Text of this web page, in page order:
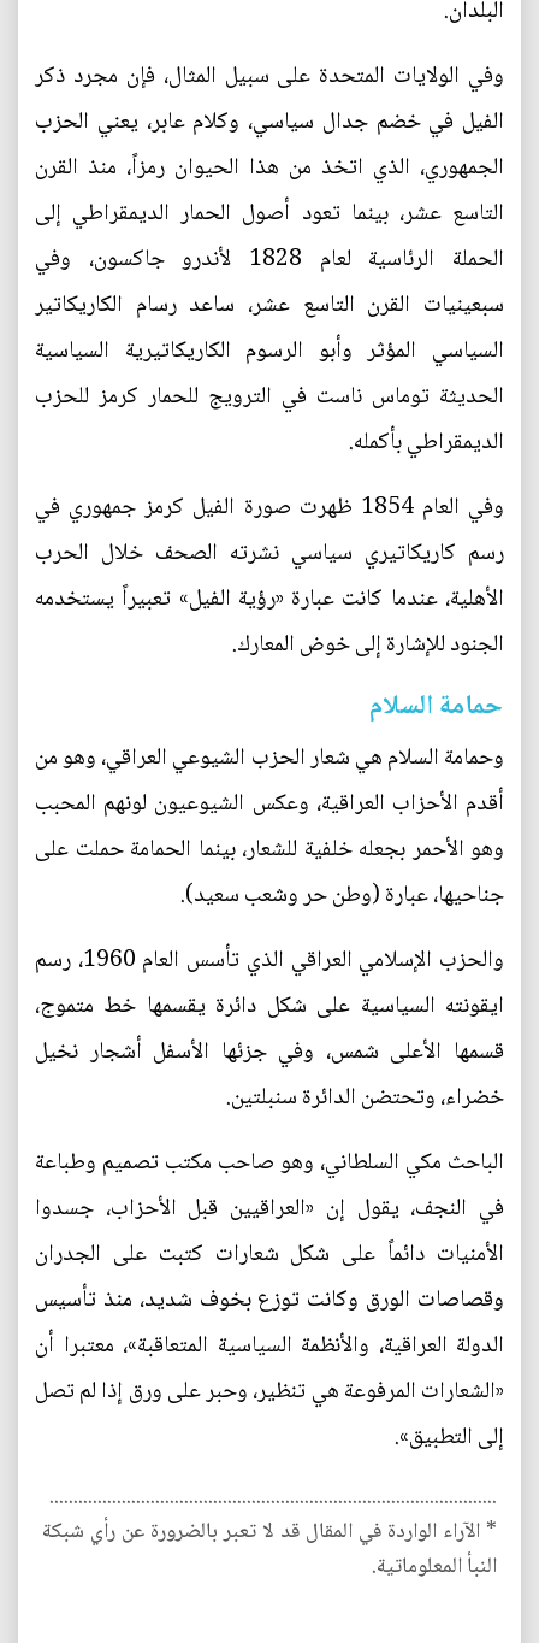
البلدان.
وفي الولايات المتحدة على سبيل المثال، فإن مجرد ذكر
الفيل في خضم جدال سياسي، وكلام عابر، يعني الحزب
الجمهوري، الذي اتخذ من هذا الحيوان رمزاً، منذ القرن
التاسع عشر، بينما تعود أصول الحمار الديمقراطي إلى
الحملة الرئاسية لعام 1828 لأندرو جاكسون، وفي
سبعينيات القرن التاسع عشر، ساعد رسام الكاريكاتير
السياسي المؤثر وأبو الرسوم الكاريكاتيرية السياسية
الحديثة توماس ناست في الترويج للحمار كرمز للحزب
الديمقراطي بأكمله.
وفي العام 1854 ظهرت صورة الفيل كرمز جمهوري في
رسم كاريكاتيري سياسي نشرته الصحف خلال الحرب
الأهلية، عندما كانت عبارة «رؤية الفيل» تعبيراً يستخدمه
الجنود للإشارة إلى خوض المعارك.
حمامة السلام
وحمامة السلام هي شعار الحزب الشيوعي العراقي، وهو من
أقدم الأحزاب العراقية، وعكس الشيوعيون لونهم المحبب
وهو الأحمر بجعله خلفية للشعار، بينما الحمامة حملت على
جناحيها، عبارة (وطن حر وشعب سعيد).
والحزب الإسلامي العراقي الذي تأسس العام 1960، رسم
ايقونته السياسية على شكل دائرة يقسمها خط متموج،
قسمها الأعلى شمس، وفي جزئها الأسفل أشجار نخيل
خضراء، وتحتضن الدائرة سنبلتين.
الباحث مكي السلطاني، وهو صاحب مكتب تصميم وطباعة
في النجف، يقول إن «العراقيين قبل الأحزاب، جسدوا
الأمنيات دائماً على شكل شعارات كتبت على الجدران
وقصاصات الورق وكانت توزع بخوف شديد، منذ تأسيس
الدولة العراقية، والأنظمة السياسية المتعاقبة»، معتبرا أن
«الشعارات المرفوعة هي تنظير، وحبر على ورق إذا لم تصل
إلى التطبيق».
.............................................................................................
* الآراء الواردة في المقال قد لا تعبر بالضرورة عن رأي شبكة
النبأ المعلوماتية.